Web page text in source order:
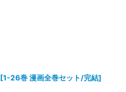
[1-26巻 漫画全巻セット/完結]